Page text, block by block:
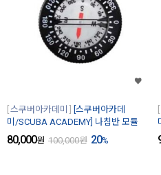
스쿠버아카데미
[스쿠버아카데
미/SCUBA ACADEMY] 나침반 모듈
80,000원 100,000원 20%